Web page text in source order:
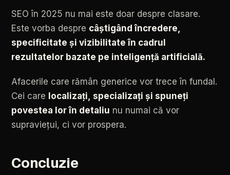
SEO în 2025 nu mai este doar despre clasare.
Este vorba despre câștigând încredere,
specificitate și vizibilitate în cadrul
rezultatelor bazate pe inteligență artificială.
Afacerile care rămân generice vor trece în fundal.
Cei care localizați, specializați și spuneți
povestea lor în detaliu nu numai că vor
supraviețui, ci vor prospera.
Concluzie